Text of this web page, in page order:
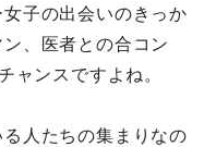
子の出会いのきっか
、医者との合コン
ャンスですよね。
人たちの集まりなの